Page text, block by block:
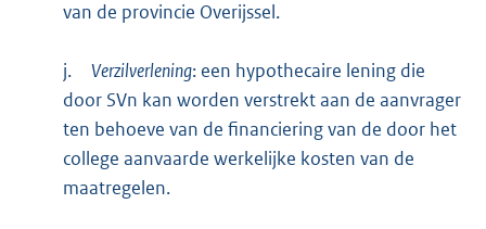
van de provincie Overijssel.
j. Verzilverlening: een hypothecaire lening die
door SVn kan worden verstrekt aan de aanvrager
ten behoeve van de financiering van de door het
college aanvaarde werkelijke kosten van de
maatregelen.